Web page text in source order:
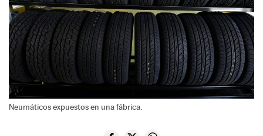
Neumáticos expuestos en una fábrica.